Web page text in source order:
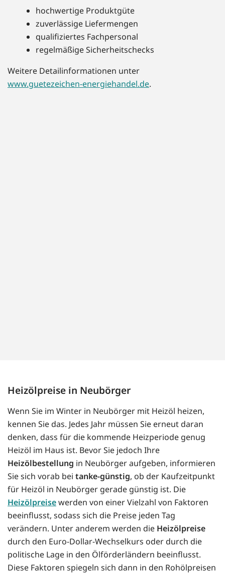
hochwertige Produktgüte
zuverlässige Liefermengen
qualifiziertes Fachpersonal
regelmäßige Sicherheitschecks
Weitere Detailinformationen unter
www.guetezeichen-energiehandel.de.
Heizölpreise in Neubörger
Wenn Sie im Winter in Neubörger mit Heizöl heizen,
kennen Sie das. Jedes Jahr müssen Sie erneut daran
denken, dass für die kommende Heizperiode genug
Heizöl im Haus ist. Bevor Sie jedoch Ihre
Heizölbestellung in Neubörger aufgeben, informieren
Sie sich vorab bei tanke-günstig, ob der Kaufzeitpunkt
für Heizöl in Neubörger gerade günstig ist. Die
Heizölpreisewerden von einer Vielzahl von Faktoren
beeinflusst, sodass sich die Preise jeden Tag
verändern. Unter anderem werden die Heizölpreise
durch den Euro-Dollar-Wechselkurs oder durch die
politische Lage in den Ölförderländern beeinflusst.
Diese Faktoren spiegeln sich dann in den Rohölpreisen